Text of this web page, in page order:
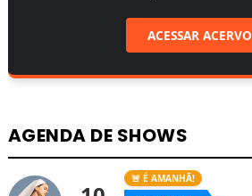
ACESSAR ACERVO
AGENDA DE SHOWS
🚨 É AMANHÃ!